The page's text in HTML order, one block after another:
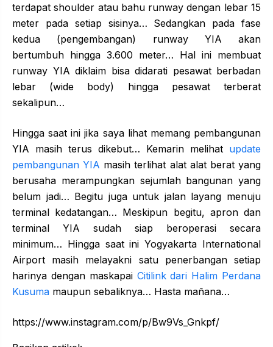
terdapat shoulder atau bahu runway dengan lebar 15
meter pada setiap sisinya… Sedangkan pada fase
kedua (pengembangan) runway YIA akan
bertumbuh hingga 3.600 meter… Hal ini membuat
runway YIA diklaim bisa didarati pesawat berbadan
lebar (wide body) hingga pesawat terberat
sekalipun…
Hingga saat ini jika saya lihat memang pembangunan
YIA masih terus dikebut… Kemarin melihat update
pembangunan YIA masih terlihat alat alat berat yang
berusaha merampungkan sejumlah bangunan yang
belum jadi… Begitu juga untuk jalan layang menuju
terminal kedatangan… Meskipun begitu, apron dan
terminal YIA sudah siap beroperasi secara
minimum… Hingga saat ini Yogyakarta International
Airport masih melayakni satu penerbangan setiap
harinya dengan maskapai Citilink dari Halim Perdana
Kusuma maupun sebaliknya… Hasta mañana…
https://www.instagram.com/p/Bw9Vs_Gnkpf/